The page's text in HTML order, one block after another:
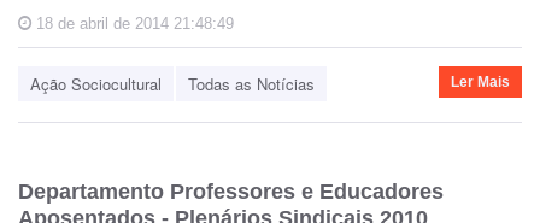
18 de abril de 2014 21:48:49
Ação Sociocultural Todas as Notícias Ler Mais
Departamento Professores e Educadores
Aposentados - Plenários Sindicais 2010